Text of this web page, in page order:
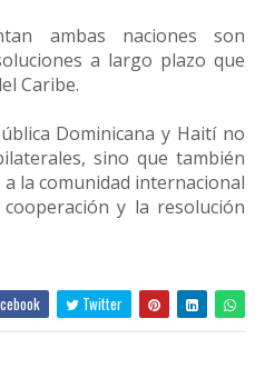
ambas naciones son
a largo plazo que
Caribe.
Dominicana y Haití no
sino que también
la comunidad internacional
y la resolución
Twitter